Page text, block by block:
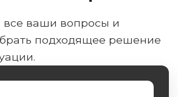
ваши вопросы и
подходящее решение